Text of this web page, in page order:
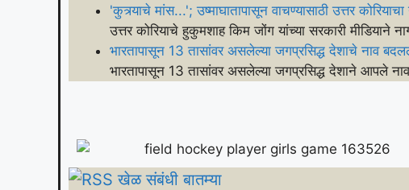
'कुत्र्याचे मांस...'; उष्माघातापासून वाचण्यासाठी उत्तर
उत्तर कोरियाचे हुकुमशाह किम जोंग यांच्या सरकारी मीडियाने
भारतापासून 13 तासांवर असलेल्या जगप्रसिद्ध देशाचे नाव
भारतापासून 13 तासांवर असलेल्या जगप्रसिद्ध देशाने आपले
खेळ संबंधी बातम्या